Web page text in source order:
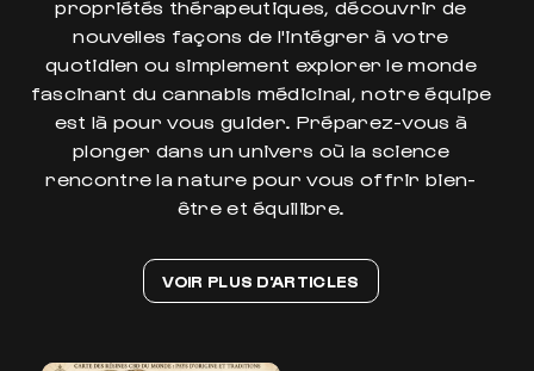
propriétés thérapeutiques, découvrir de
nouvelles façons de l'intégrer à votre
quotidien ou simplement explorer le monde
fascinant du cannabis médicinal, notre équipe
est là pour vous guider. Préparez-vous à
plonger dans un univers où la science
rencontre la nature pour vous offrir bien-
être et équilibre.
VOIR PLUS D'ARTICLES